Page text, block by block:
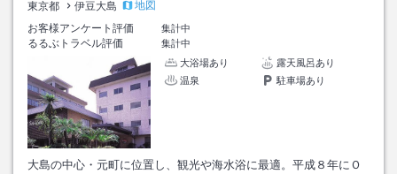
東京都 伊豆大島
地図
お客様アンケート評価
集計中
るるぶトラベル評価
集計中
大浴場あり
露天風呂あり
温泉
駐車場あり
大島の中心・元町に位置し、観光や海水浴に最適。平成８年にＯ